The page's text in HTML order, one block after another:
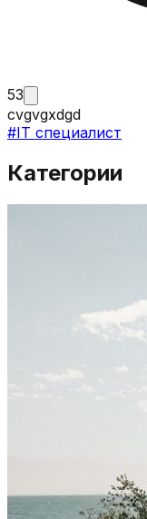
53
cvgvgxdgd
#IT специалист
Категории